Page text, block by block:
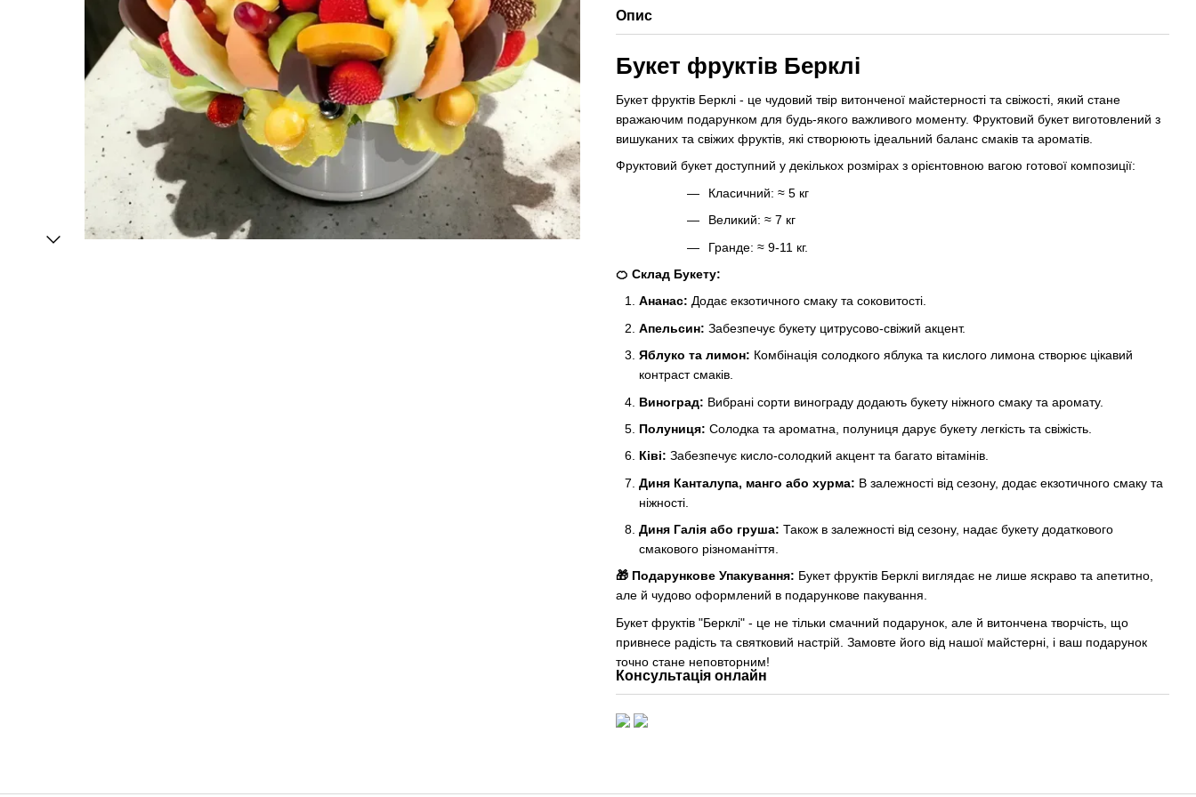
Опис
Букет фруктів Берклі
Букет фруктів Берклі - це чудовий твір витонченої майстерності та свіжості, який стане
вражаючим подарунком для будь-якого важливого моменту. Фруктовий букет виготовлений з
вишуканих та свіжих фруктів, які створюють ідеальний баланс смаків та ароматів.
Фруктовий букет доступний у декількох розмірах з орієнтовною вагою готової композиції:
Класичний: ≈ 5 кг
Великий: ≈ 7 кг
Гранде: ≈ 9-11 кг.
🍊 Склад Букету:
Ананас: Додає екзотичного смаку та соковитості.
Апельсин: Забезпечує букету цитрусово-свіжий акцент.
Яблуко та лимон: Комбінація солодкого яблука та кислого лимона створює цікавий
контраст смаків.
Виноград: Вибрані сорти винограду додають букету ніжного смаку та аромату.
Полуниця: Солодка та ароматна, полуниця дарує букету легкість та свіжість.
Ківі: Забезпечує кисло-солодкий акцент та багато вітамінів.
Диня Канталупа, манго або хурма: В залежності від сезону, додає екзотичного смаку та
ніжності.
Диня Галія або груша: Також в залежності від сезону, надає букету додаткового
смакового різноманіття.
🎁 Подарункове Упакування: Букет фруктів Берклі виглядає не лише яскраво та апетитно,
але й чудово оформлений в подарункове пакування.
Букет фруктів "Берклі" - це не тільки смачний подарунок, але й витончена творчість, що
привнесе радість та святковий настрій. Замовте його від нашої майстерні, і ваш подарунок
точно стане неповторним!
Консультація онлайн